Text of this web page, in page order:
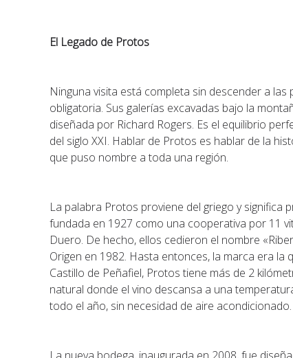
El Legado de Protos
Ninguna visita está completa sin descender a
obligatoria. Sus galerías excavadas bajo la
diseñada por Richard Rogers. Es el equilibrio
del siglo XXI. Hablar de Protos es hablar de la
que puso nombre a toda una región.
La palabra Protos proviene del griego y significa
fundada en 1927 como una cooperativa por 11
Duero. De hecho, ellos cedieron el nombre
Origen en 1982. Hasta entonces, la marca era
Castillo de Peñafiel, Protos tiene más de 2
natural donde el vino descansa a una
todo el año, sin necesidad de aire acondicionado.